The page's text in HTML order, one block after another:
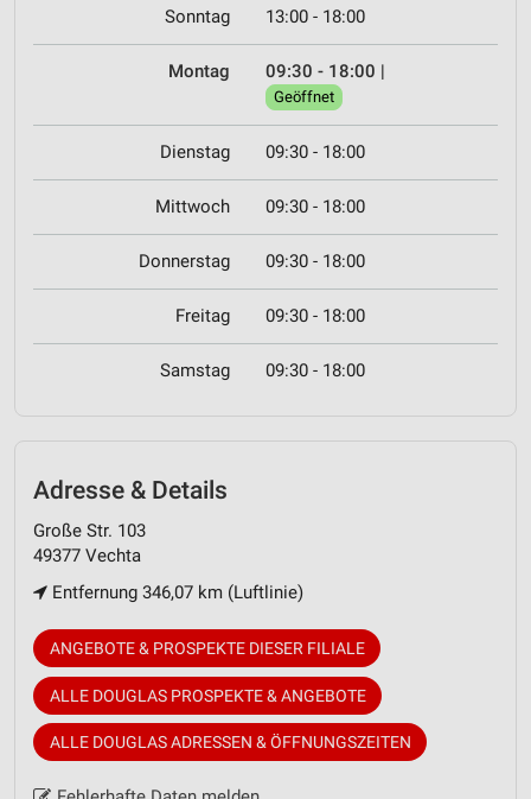
Sonntag 13:00 - 18:00
Montag 09:30 - 18:00 |
Geöffnet
Dienstag 09:30 - 18:00
Mittwoch 09:30 - 18:00
Donnerstag 09:30 - 18:00
Freitag 09:30 - 18:00
Samstag 09:30 - 18:00
Adresse & Details
Große Str. 103
49377 Vechta
Entfernung 346,07 km (Luftlinie)
ANGEBOTE & PROSPEKTE DIESER FILIALE
ALLE DOUGLAS PROSPEKTE & ANGEBOTE
ALLE DOUGLAS ADRESSEN & ÖFFNUNGSZEITEN